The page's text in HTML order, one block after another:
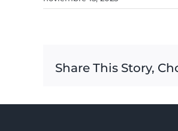
Share This Story,